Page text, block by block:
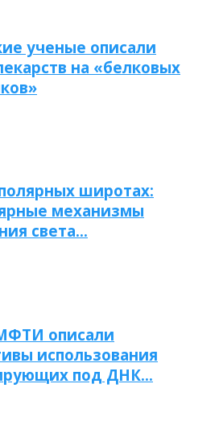
ученые описали
на «белковых
широтах:
механизмы
света…
описали
использования
под ДНК…